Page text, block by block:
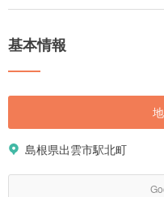
基本情報
島根県出雲市駅北町